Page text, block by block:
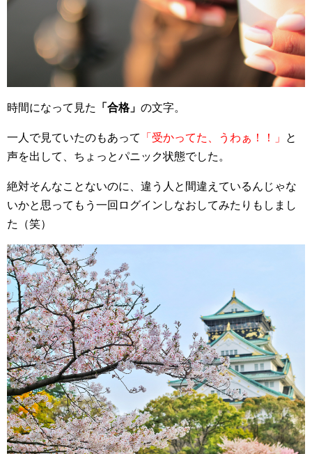
時間になって見た 「合格」 の文字。
一人で見ていたのもあって 「受かってた、うわぁ！！」
と
声を出して、ちょっとパニック状態でした。
絶対そんなことないのに、違う人と間違えているんじゃな
いかと思ってもう一回ログインしなおしてみたりもしまし
た（笑）